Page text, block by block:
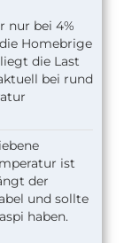
nur bei 4%
Homebrige
die Last
bei rund
ist
der
und sollte
haben.